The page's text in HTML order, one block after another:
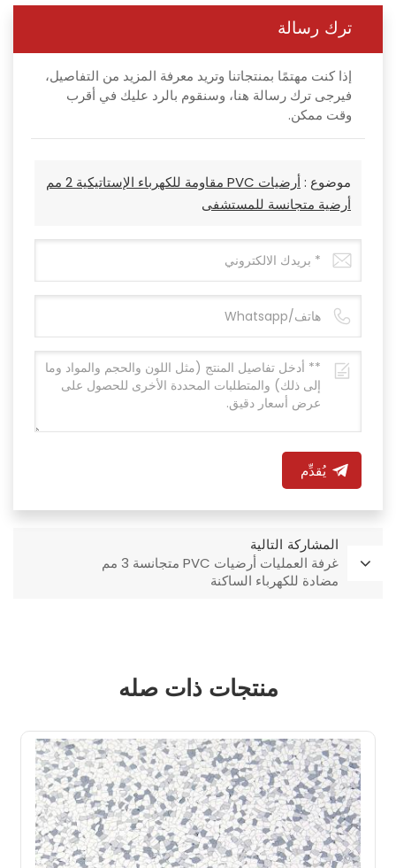
ترك رسالة
إذا كنت مهتمًا بمنتجاتنا وتريد معرفة المزيد من التفاصيل،
فيرجى ترك رسالة هنا، وسنقوم بالرد عليك في أقرب
وقت ممكن.
موضوع :
أرضيات PVC مقاومة للكهرباء الإستاتيكية 2 مم
أرضية متجانسة للمستشفى
يُقدِّم
المشاركة التالية
غرفة العمليات أرضيات PVC متجانسة 3 مم
مضادة للكهرباء الساكنة
منتجات ذات صله